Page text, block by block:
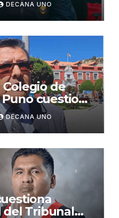
DECANA UNO
de
cuestiona
seguridad
DECANA UNO
del Tribunal